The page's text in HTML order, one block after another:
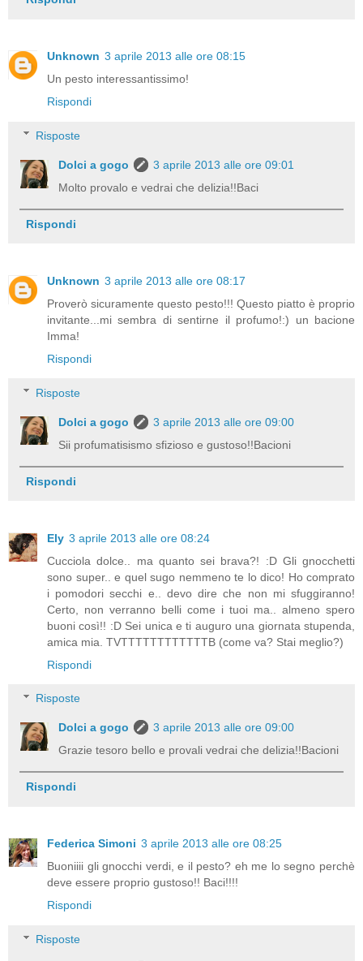
Unknown 3 aprile 2013 alle ore 08:15
Un pesto interessantissimo!
Rispondi
Risposte
Dolci a gogo
3 aprile 2013 alle ore 09:01
Molto provalo e vedrai che delizia!!Baci
Rispondi
Unknown 3 aprile 2013 alle ore 08:17
Proverò sicuramente questo pesto!!! Questo piatto è proprio
invitante...mi sembra di sentirne il profumo!:) un bacione
Imma!
Rispondi
Risposte
Dolci a gogo
3 aprile 2013 alle ore 09:00
Sii profumatisismo sfizioso e gustoso!!Bacioni
Rispondi
Ely 3 aprile 2013 alle ore 08:24
Cucciola dolce.. ma quanto sei brava?! :D Gli gnocchetti
sono super.. e quel sugo nemmeno te lo dico! Ho comprato
i pomodori secchi e.. devo dire che non mi sfuggiranno!
Certo, non verranno belli come i tuoi ma.. almeno spero
buoni così!! :D Sei unica e ti auguro una giornata stupenda,
amica mia. TVTTTTTTTTTTTTB (come va? Stai meglio?)
Rispondi
Risposte
Dolci a gogo
3 aprile 2013 alle ore 09:00
Grazie tesoro bello e provali vedrai che delizia!!Bacioni
Rispondi
Federica Simoni 3 aprile 2013 alle ore 08:25
Buoniiii gli gnocchi verdi, e il pesto? eh me lo segno perchè
deve essere proprio gustoso!! Baci!!!!
Rispondi
Risposte